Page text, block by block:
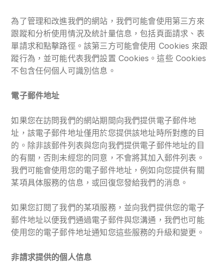
為了管理和改進我們的網站，我們可能會使用第三方來
跟蹤和分析使用情況及統計量信息，包括頁面請求、表
單請求和點擊路徑。該第三方可能會使用 Cookies 來跟
蹤行為，並可能代表我們設置 Cookies。這些 Cookies
不包含任何個人可識別信息。
電子郵件地址
如果您在訪問我們的網站期間向我們提供電子郵件地
址，該電子郵件地址僅用於您提供該地址時所對應的目
的。除非該郵件列表與您向我們提供電子郵件地址的目
的有關，否則未經您的同意，不會將其加入郵件列表。
我們可能會使用您的電子郵件地址，例如向您提供有關
某項具体服務的信息，或回復您發給我們的消息。
如果您訂閱了我們的某項服務，並向我們提供您的電子
郵件地址以便我們通過電子郵件與您溝通，我們也可能
使用您的電子郵件地址通知您這些服務的升級和變更。
非請求提供的個人信息